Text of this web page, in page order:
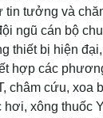
tin tưởng và
ngũ cán bộ
thiết bị hiện
hợp các
châm cứu, xoa
hơi, xông thuốc